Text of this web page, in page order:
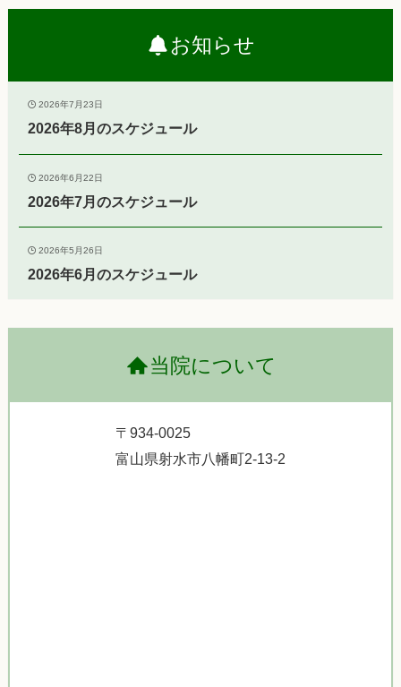
お知らせ
2026年7月23日
2026年8月のスケジュール
2026年6月22日
2026年7月のスケジュール
2026年5月26日
2026年6月のスケジュール
当院について
〒934-0025
富山県射水市八幡町2-13-2